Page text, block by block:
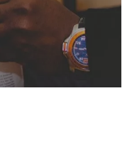
executives.